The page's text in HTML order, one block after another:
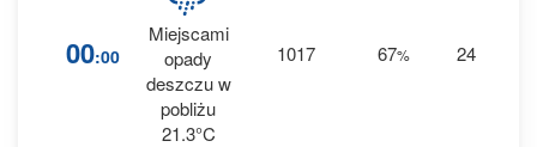
00:00
Miejscami
opady
deszczu w
pobliżu
21.3°C
1017 67% 24